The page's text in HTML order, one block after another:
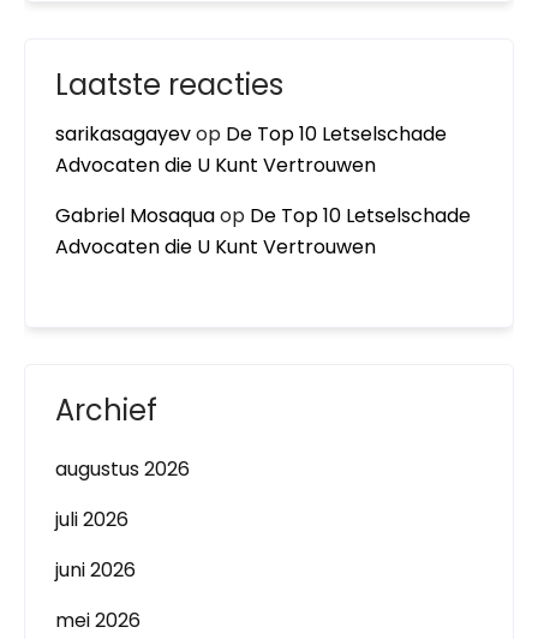
Laatste reacties
sarikasagayevop De Top 10 Letselschade
Advocaten die U Kunt Vertrouwen
Gabriel Mosaquaop De Top 10 Letselschade
Advocaten die U Kunt Vertrouwen
Archief
augustus 2026
juli 2026
juni 2026
mei 2026